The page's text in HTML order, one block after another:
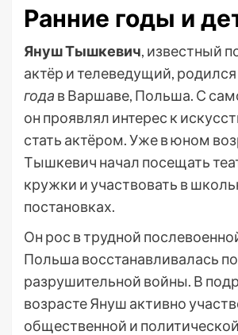
Ранние годы и
Януш Тышкевич, известный
актёр и телеведущий, родился
года в Варшаве, Польша. С
он проявлял интерес к
стать актёром. Уже в юном
Тышкевич начал посещать
кружки и участвовать в
постановках.
Он рос в трудной
Польша восстанавливалась
разрушительной войны. В
возрасте Януш активно
общественной и